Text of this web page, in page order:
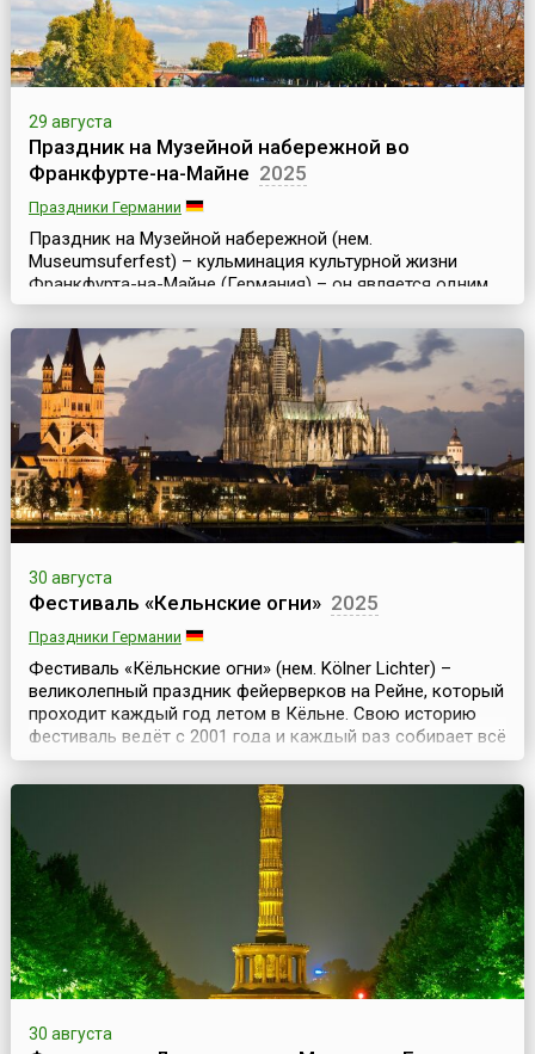
29 августа
Праздник на Музейной набережной во
Франкфурте-на-Майне 2025
Праздники Германии
Праздник на Музейной набережной (нем.
Museumsuferfest) – кульминация культурной жизни
Франкфурта-на-Майне (Германия) – он является одним
из самых крупных и значительных культурных
праздников и фестивалей Европы. Праздник проходит
ежегодно в последние полные выходные августа и
длится три дня.Музейная набережная (нем.
Museumsufer) – это набережная южного берега реки
Майн во Франкфурте в районе м...
30 августа
Фестиваль «Кельнские огни» 2025
Праздники Германии
Фестиваль «Кёльнские огни» (нем. Kölner Lichter) –
великолепный праздник фейерверков на Рейне, который
проходит каждый год летом в Кёльне. Свою историю
фестиваль ведёт с 2001 года и каждый раз собирает всё
больше зрителей. В первые годы количество туристов,
специально приезжавших в город, чтобы посмотреть на
фейерверки, исчислялось десятками тысяч. Сегодня их
число доходит до нескольких сотен ...
30 августа